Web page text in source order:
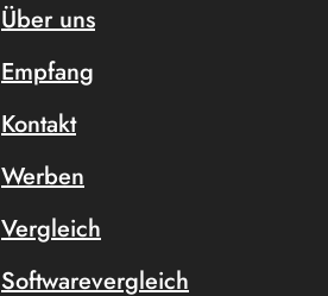
Über uns
Empfang
Kontakt
Werben
Vergleich
Softwarevergleich